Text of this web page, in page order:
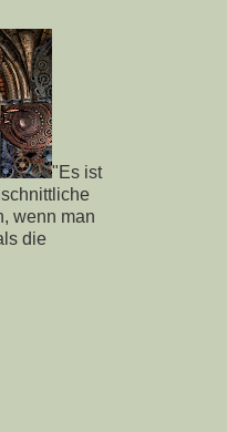
"Es ist
wenn man
die